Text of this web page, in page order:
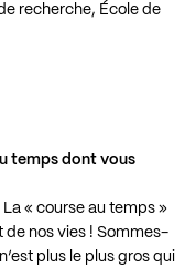
recherche, École de
temps dont vous
« course au temps »
de nos vies ! Sommes-
plus le plus gros qui